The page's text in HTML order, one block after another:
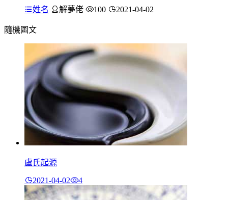
姓名 解夢佬 100 2021-04-02
隨機圖文
盧氏起源
2021-04-02 4